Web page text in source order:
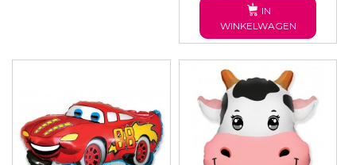
IN
WINKELWAGEN